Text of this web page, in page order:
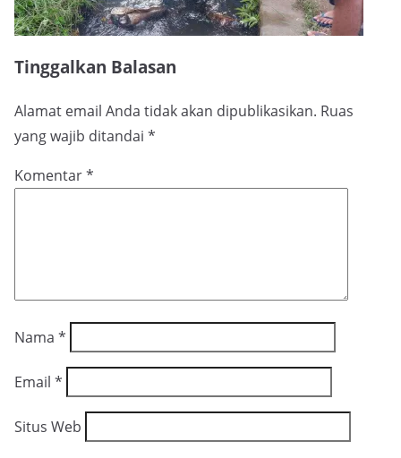
Tinggalkan Balasan
Alamat email Anda tidak akan dipublikasikan. Ruas
yang wajib ditandai *
Komentar*
Nama *
Email *
Situs Web